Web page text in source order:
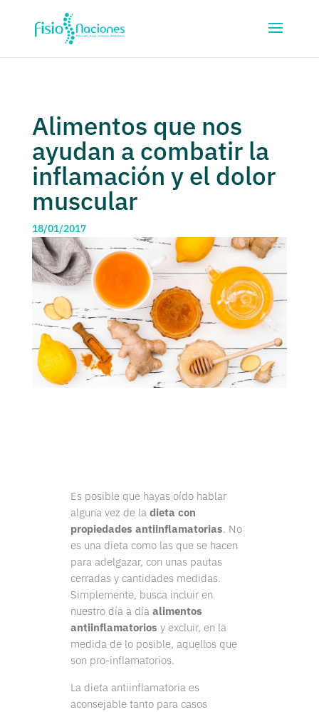
Alimentos que nos
ayudan a combatir la
inflamación y el dolor
muscular
18/01/2017
Es posible que hayas oído hablar
alguna vez de la dieta con
propiedades antiinflamatorias. No
es una dieta como las que se hacen
para adelgazar, con unas pautas
cerradas y cantidades medidas.
Simplemente, busca incluir en
nuestro día a día alimentos
antiinflamatorios y excluir, en la
medida de lo posible, aquellos que
son pro-inflamatorios.
La dieta antiinflamatoria es
aconsejable tanto para casos